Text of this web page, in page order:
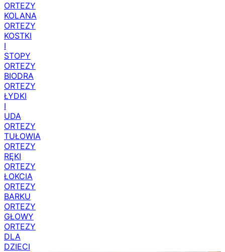
ORTEZY
KOLANA
ORTEZY
KOSTKI
I
STOPY
ORTEZY
BIODRA
ORTEZY
ŁYDKI
I
UDA
ORTEZY
TUŁOWIA
ORTEZY
RĘKI
ORTEZY
ŁOKCIA
ORTEZY
BARKU
ORTEZY
GŁOWY
ORTEZY
DLA
DZIECI